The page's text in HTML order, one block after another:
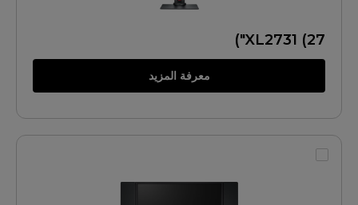
XL2731 (27")
معرفة المزيد